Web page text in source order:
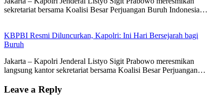
sekretariat bersama Koalisi Besar Perjuangan Buruh Indonesia…
KBPBI Resmi Diluncurkan, Kapolri: Ini Hari Bersejarah bagi
Buruh
Jakarta – Kapolri Jenderal Listyo Sigit Prabowo meresmikan
langsung kantor sekretariat bersama Koalisi Besar Perjuangan…
Leave a Reply